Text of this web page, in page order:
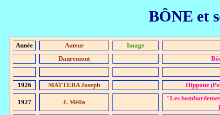
BÔNE et
Année Auteur
Image
Danremont
1926 MATTERA Joseph Hippone
1927 J. Mélia
"Les